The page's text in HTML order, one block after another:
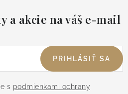
a akcie na váš e-mail
s podmienkami ochrany
PRIHLÁSIŤ SA